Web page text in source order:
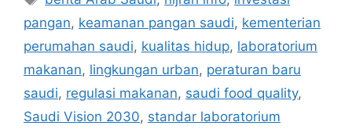
pangan, keamanan pangan saudi, kementerian
perumahan saudi, kualitas hidup, laboratorium
makanan, lingkungan urban, peraturan baru
saudi, regulasi makanan, saudi food quality,
Saudi Vision 2030, standar laboratorium